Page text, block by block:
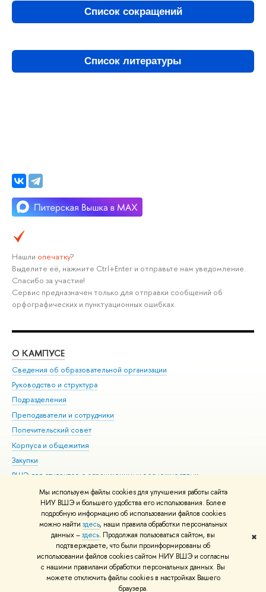
Мы используем файлы cookies для улучшения работы сайта
НИУ ВШЭ и большего удобства его использования. Более
подробную информацию об использовании файлов cookies
можно найти здесь, наши правила обработки персональных
данных –здесь. Продолжая пользоваться сайтом, вы
подтверждаете, что были проинформированы об
использовании файлов cookies сайтом НИУ ВШЭ и согласны
с нашими правилами обработки персональных данных. Вы
можете отключить файлы cookies в настройках Вашего
браузера.
✖
Список сокращений
Список литературы
Нашли опечатку?
Выделите её, нажмите Ctrl+Enter и отправьте нам уведомление.
Спасибо за участие!
Сервис предназначен только для отправки сообщений об
орфографических и пунктуационных ошибках.
О КАМПУСЕ
Сведения об образовательной организации
Руководство и структура
Подразделения
Преподаватели и сотрудники
Попечительский совет
Корпуса и общежития
Закупки
ВШЭ для студентов с ограниченными возможностями
здоровья и инвалидностью
Версия для слабовидящих
Единая платежная страница
© НИУ ВШЭ 1993–2026 Адреса и контакты Условия использования
материалов Политика конфиденциальности Карта сайта
Шрифты HSE Sans и HSE Slab разработаны вШколе дизайна НИУ ВШЭ